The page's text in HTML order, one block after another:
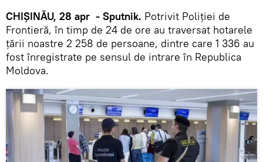
CHIȘINĂU, 28 apr - Sputnik. Potrivit Poliției de
Frontieră, în timp de 24 de ore au traversat hotarele
țării noastre 2 258 de persoane, dintre care 1 336 au
fost înregistrate pe sensul de intrare în Republica
Moldova.